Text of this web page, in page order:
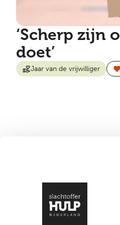
‘Scherp zijn
doet’
Jaar van de vrijwilliger